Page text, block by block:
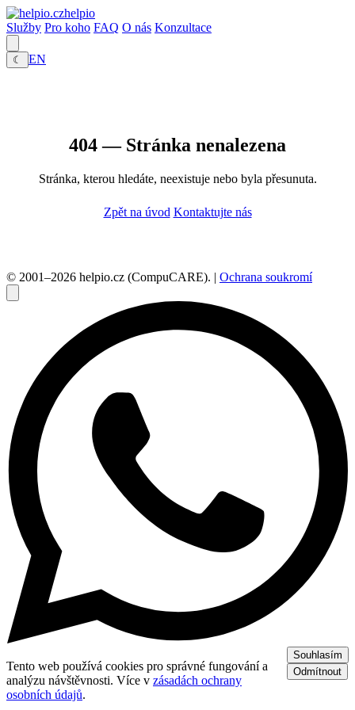
helpio
Služby Pro koho FAQ O nás Konzultace
☾ EN
404 — Stránka nenalezena
Stránka, kterou hledáte, neexistuje nebo byla přesunuta.
Zpět na úvod Kontaktujte nás
© 2001–2026 helpio.cz (CompuCARE). | Ochrana soukromí
Tento web používá cookies pro správné fungování a
analýzu návštěvnosti. Více v zásadách ochrany
osobních údajů.
Souhlasím
Odmítnout